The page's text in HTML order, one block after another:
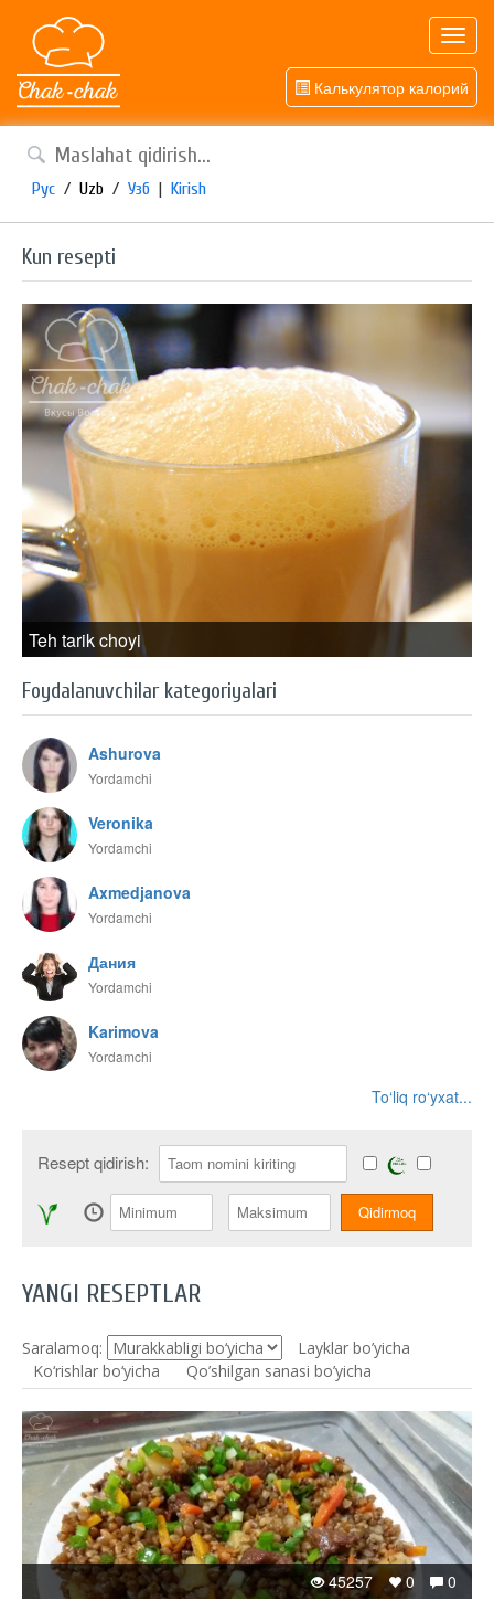
Калькулятор калорий
Рус / Uzb / Узб | Kirish
Kun resepti
Teh tarik choyi
Foydalanuvchilar kategoriyalari
Ashurova
Yordamchi
Veronika
Yordamchi
Axmedjanova
Yordamchi
Дания
Yordamchi
Karimova
Yordamchi
To‘liq ro‘yxat...
Resept qidirish:
YANGI RESEPTLAR
Saralamoq:
Layklar bo’yicha
Ko‘rishlar bo‘yicha
Qo’shilgan sanasi bo’yicha
0
0
45257